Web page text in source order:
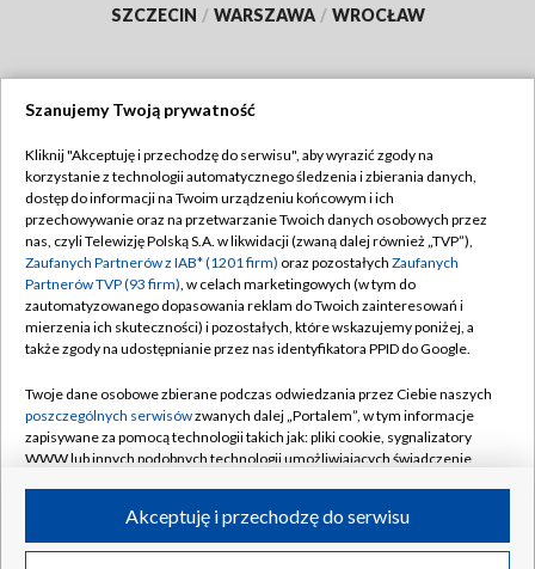
SZCZECIN / WARSZAWA / WROCŁAW
TVP
Abonament TVP
Emisja w TVP
Centrum informacji TVP
Naziemna Telewizja Cyfrowa
Rada Programowa
System NOS
Informacje o nadawcy
Program dla prasy
Regulamin TVP
Polityka prywatności
Moje zgody
Pomoc
Kontakt
Kanały
©2026 Telewizja Polska S.A. w likwidacji
Szanujemy Twoją prywatność
Kliknij "Akceptuję i przechodzę do serwisu", aby wyrazić zgody na
korzystanie z technologii automatycznego śledzenia i zbierania danych,
dostęp do informacji na Twoim urządzeniu końcowym i ich
przechowywanie oraz na przetwarzanie Twoich danych osobowych przez
nas, czyli Telewizję Polską S.A. w likwidacji (zwaną dalej również „TVP”),
Zaufanych Partnerów z IAB* (1201 firm) oraz pozostałych Zaufanych
Partnerów TVP (93 firm), w celach marketingowych (w tym do
zautomatyzowanego dopasowania reklam do Twoich zainteresowań i
mierzenia ich skuteczności) i pozostałych, które wskazujemy poniżej, a
także zgody na udostępnianie przez nas identyfikatora PPID do Google.
Twoje dane osobowe zbierane podczas odwiedzania przez Ciebie naszych
poszczególnych serwisówzwanych dalej „Portalem”, w tym informacje
zapisywane za pomocą technologii takich jak: pliki cookie, sygnalizatory
WWW lub innych podobnych technologii umożliwiających świadczenie
ruchu w Internecie.Akceptuję i przechodzę do serwisu